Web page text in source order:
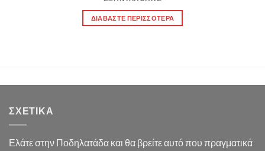
ΔΙΑΒΆΣΤΕ ΠΕΡΙΣΣΌΤΕΡΑ
ΣΧΕΤΙΚΆ
Ελάτε στην Ποδηλατάδα και θα βρείτε αυτό που πραγματικά